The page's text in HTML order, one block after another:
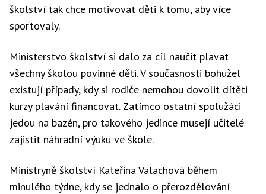
školství tak chce motivovat děti k tomu, aby více
sportovaly.
Ministerstvo školství si dalo za cíl naučit plavat
všechny školou povinné děti. V současnosti bohužel
existují případy, kdy si rodiče nemohou dovolit dítěti
kurzy plavání financovat. Zatímco ostatní spolužáci
jedou na bazén, pro takového jedince musejí učitelé
zajistit náhradní výuku ve škole.
Ministryně školství Kateřina Valachová během
minulého týdne, kdy se jednalo o přerozdělování